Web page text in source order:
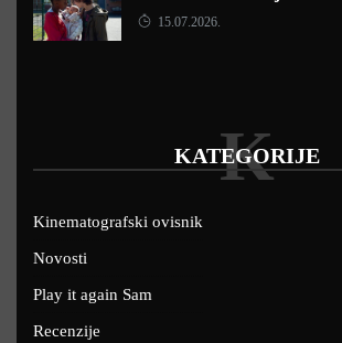
15.07.2026.
KATEGORIJE
K
Kinematografski ovisnik
Novosti
Play it again Sam
Recenzije